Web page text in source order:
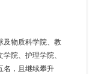
及物质科学院、教
院、护理学院、
名，且继续攀升